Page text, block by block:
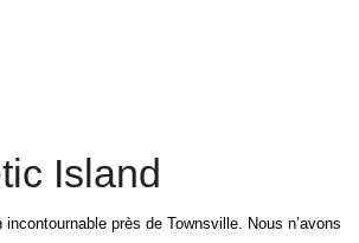
Island
près de Townsville. Nous n’avons